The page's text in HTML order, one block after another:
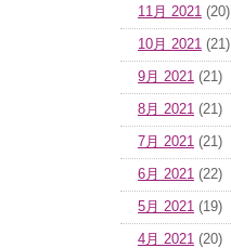
11月 2021 (20)
10月 2021 (21)
9月 2021 (21)
8月 2021 (21)
7月 2021 (21)
6月 2021 (22)
5月 2021 (19)
4月 2021 (20)